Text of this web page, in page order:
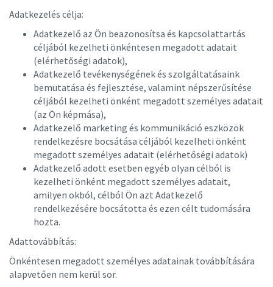
Adatkezelés célja:
Adatkezelő az Ön beazonosítsa és kapcsolattartás
céljából kezelheti önkéntesen megadott adatait
(elérhetőségi adatok),
Adatkezelő tevékenységének és szolgáltatásaink
bemutatása és fejlesztése, valamint népszerűsítése
céljából kezelheti önként megadott személyes adatait
(az Ön képmása),
Adatkezelő marketing és kommunikáció eszközök
rendelkezésre bocsátása céljából kezelheti önként
megadott személyes adatait (elérhetőségi adatok)
Adatkezelő adott esetben egyéb olyan célból is
kezelheti önként megadott személyes adatait,
amilyen okból, célból Ön azt Adatkezelő
rendelkezésére bocsátotta és ezen célt tudomására
hozta.
Adattovábbítás:
Önkéntesen megadott személyes adatainak továbbítására
alapvetően nem kerül sor.